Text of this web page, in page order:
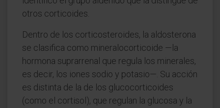
otros corticoides.
Dentro de los corticosteroides, la aldosterona
se clasifica como mineralocorticoide —la
hormona suprarrenal que regula los minerales,
es decir, los iones sodio y potasio—. Su acción
es distinta de la de los glucocorticoides
(como el cortisol), que regulan la glucosa y la